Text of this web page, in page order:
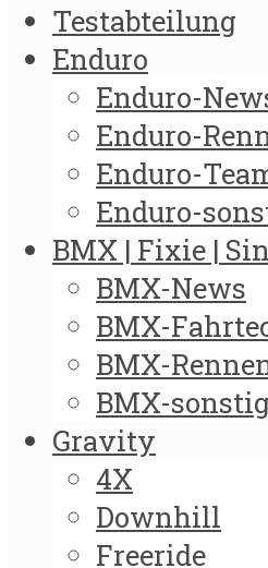
Testabteilung
Enduro
Enduro-
Enduro-
Enduro-
Enduro-
BMX | Fixie |
BMX-News
BMX-
BMX-
BMX-
Gravity
4X
Downhill
Freeride